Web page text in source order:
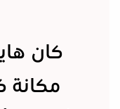
كان
مكانة